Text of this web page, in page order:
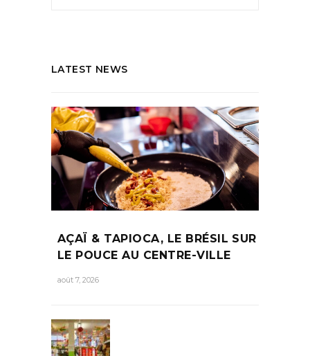
LATEST NEWS
AÇAÏ & TAPIOCA, LE BRÉSIL SUR
LE POUCE AU CENTRE-VILLE
août 7, 2026